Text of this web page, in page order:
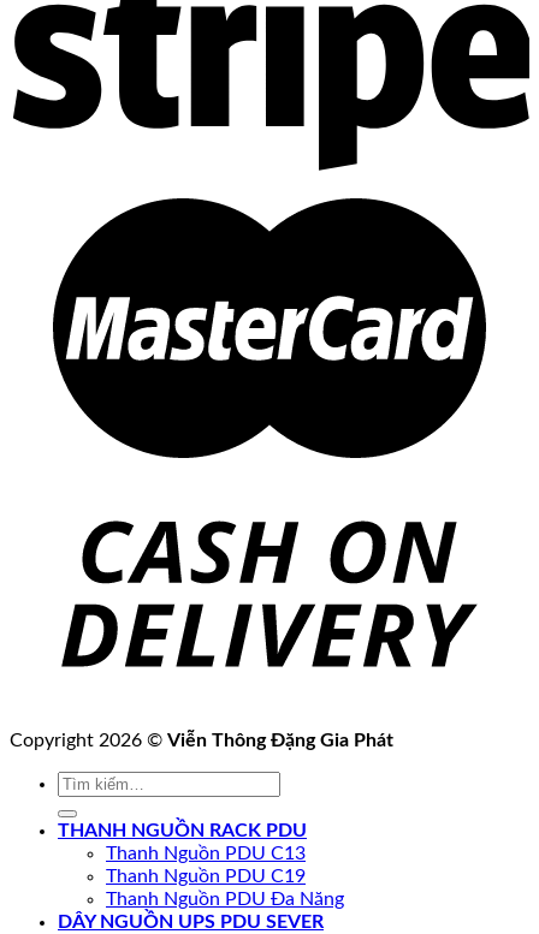
Copyright 2026 © Viễn Thông Đặng Gia Phát
Tìm
THANH NGUỒN RACK PDU
Thanh Nguồn PDU C13
Thanh Nguồn PDU C19
Thanh Nguồn PDU Đa Năng
DÂY NGUỒN UPS PDU SEVER